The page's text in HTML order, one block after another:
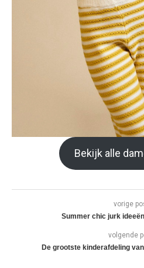
Bekijk alle
vorige
Summer chic jurk
volgende
De grootste kinderafdeling